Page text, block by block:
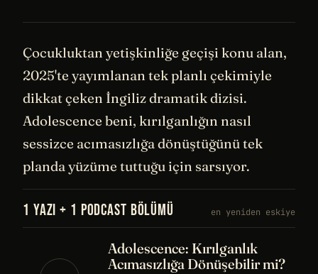
Çocukluktan yetişkinliğe geçişi konu alan,
2025'te yayımlanan tek planlı çekimiyle
dikkat çeken İngiliz dramatik dizisi.
Adolescence beni, kırılganlığın nasıl
sessizce acımasızlığa dönüştüğünü tek
planda yüzüme tuttuğu için sarsıyor.
1 YAZI + 1 PODCAST BÖLÜMÜ en yeniden eskiye
Adolescence: Kırılganlık
Acımasızlığa Dönüşebilir mi?